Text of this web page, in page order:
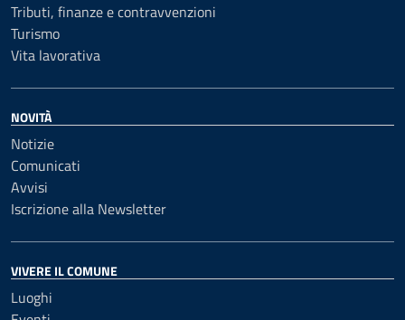
Tributi, finanze e contravvenzioni
Turismo
Vita lavorativa
NOVITÀ
Notizie
Comunicati
Avvisi
Iscrizione alla Newsletter
VIVERE IL COMUNE
Luoghi